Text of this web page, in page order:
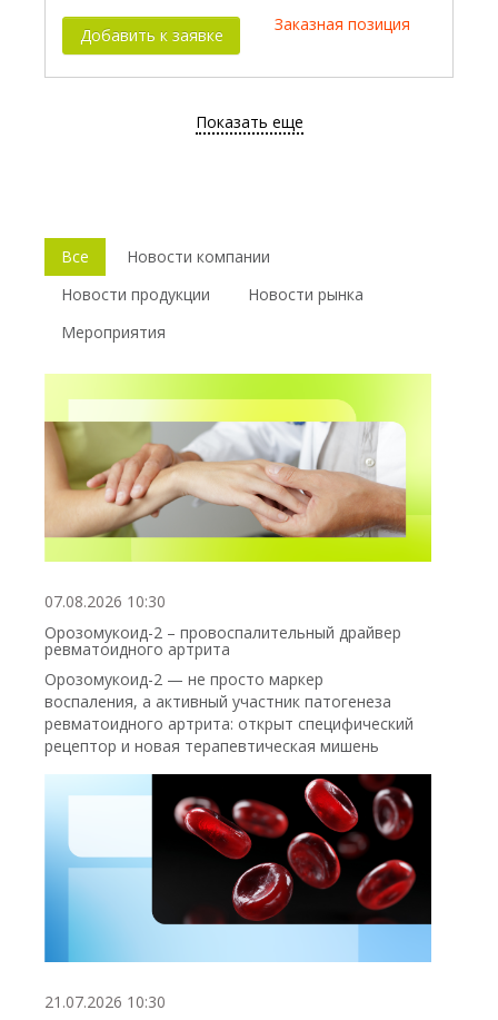
Добавить к заявке
Заказная позиция
Показать еще
Все
Новости компании
Новости продукции
Новости рынка
Мероприятия
07.08.2026 10:30
Орозомукоид-2 – провоспалительный драйвер
ревматоидного артрита
Орозомукоид-2 — не просто маркер
воспаления, а активный участник патогенеза
ревматоидного артрита: открыт специфический
рецептор и новая терапевтическая мишень
21.07.2026 10:30